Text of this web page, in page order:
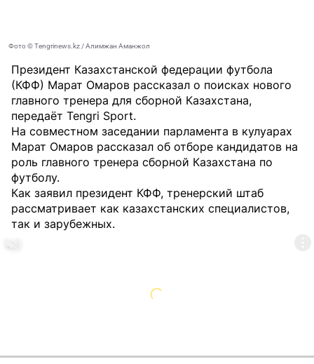
Фото © Tengrinews.kz / Алимжан Аманжол
Президент Казахстанской федерации футбола
(КФФ) Марат Омаров рассказал о поисках нового
главного тренера для сборной Казахстана,
передаёт Tengri Sport.
На совместном заседании парламента в кулуарах
Марат Омаров рассказал об отборе кандидатов на
роль главного тренера сборной Казахстана по
футболу.
Как заявил президент КФФ, тренерский штаб
рассматривает как казахстанских специалистов,
так и зарубежных.